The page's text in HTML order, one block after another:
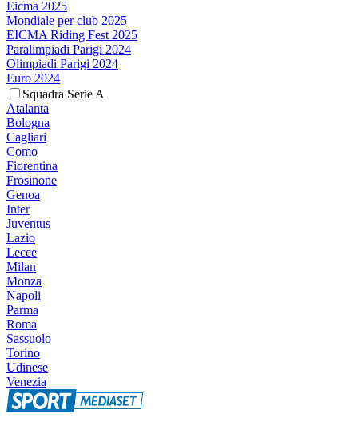
Eicma 2025
Mondiale per club 2025
EICMA Riding Fest 2025
Paralimpiadi Parigi 2024
Olimpiadi Parigi 2024
Euro 2024
Squadra Serie A
Atalanta
Bologna
Cagliari
Como
Fiorentina
Frosinone
Genoa
Inter
Juventus
Lazio
Lecce
Milan
Monza
Napoli
Parma
Roma
Sassuolo
Torino
Udinese
Venezia